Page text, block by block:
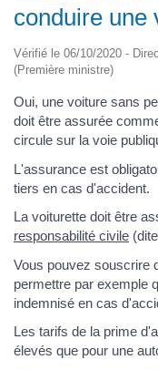
conduire une
Vérifié le 06/10/2020 -
(Première ministre)
Oui, une voiture sans
doit être assurée
circule sur la voie
L'assurance est
tiers en cas d'accident.
La voiturette doit être
responsabilité civile
Vous pouvez souscrire
permettre par exemple
indemnisé en cas
Les tarifs de la prime
élevés que pour une